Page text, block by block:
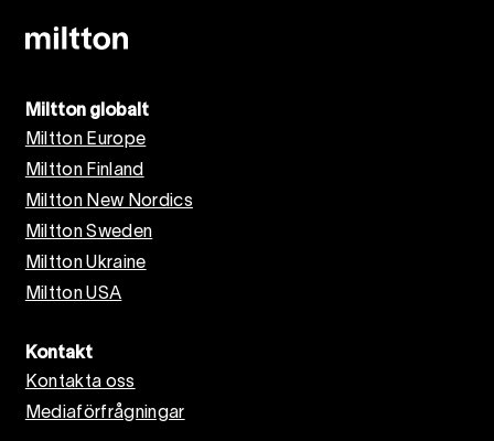
Miltton globalt
Miltton Europe
Miltton Finland
Miltton New Nordics
Miltton Sweden
Miltton Ukraine
Miltton USA
Kontakt
Kontakta oss
Mediaförfrågningar